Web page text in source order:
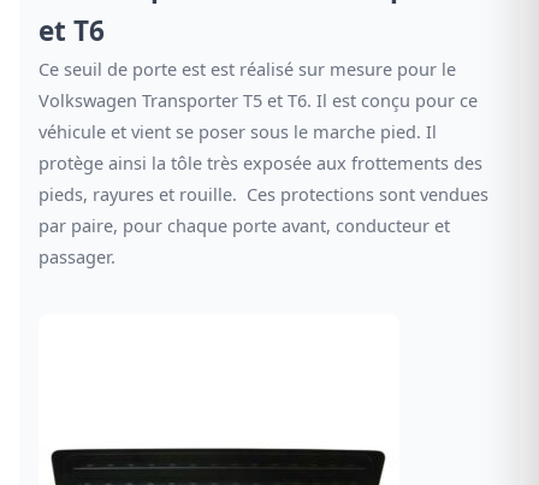
et T6
Ce seuil de porte est est réalisé sur mesure pour le
Volkswagen Transporter T5 et T6. Il est conçu pour ce
véhicule et vient se poser sous le marche pied. Il
protège ainsi la tôle très exposée aux frottements des
pieds, rayures et rouille. Ces protections sont vendues
par paire, pour chaque porte avant, conducteur et
passager.